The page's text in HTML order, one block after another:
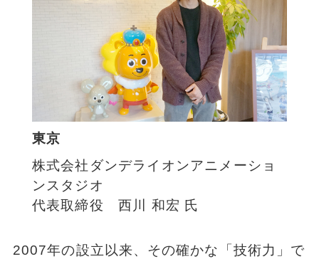
東京
株式会社ダンデライオンアニメーショ
ンスタジオ
代表取締役 西川 和宏 氏
2007年の設立以来、その確かな「技術力」で